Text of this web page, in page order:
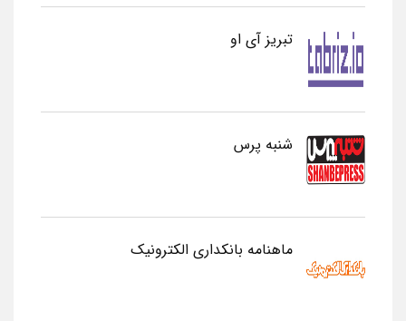
تبریز آی او
شنبه پرس
ماهنامه بانکداری الکترونیک